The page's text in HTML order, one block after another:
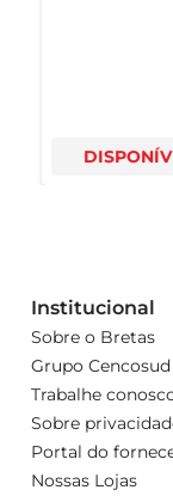
Institucional
Sobre o Bretas
Grupo Cencosud
Trabalhe
Sobre
Portal do
Nossas Lojas